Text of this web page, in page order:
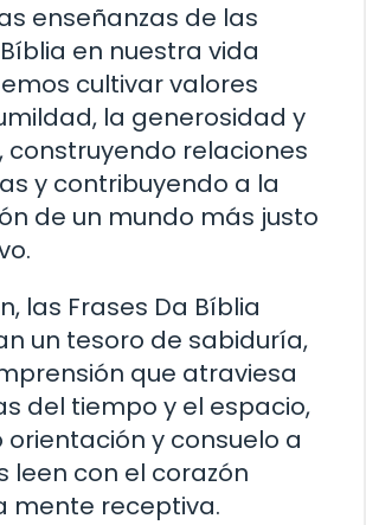
enseñanzas de las
en nuestra vida
cultivar valores
la generosidad y
construyendo relaciones
y contribuyendo a la
de un mundo más justo
las Frases Da Bíblia
un tesoro de sabiduría,
que atraviesa
del tiempo y el espacio,
y consuelo a
leen con el corazón
mente receptiva.